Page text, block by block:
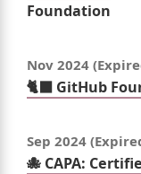
Foundation
Nov 2024
🐈‍⬛ GitHub
Sep 2024
🐙 CAPA: